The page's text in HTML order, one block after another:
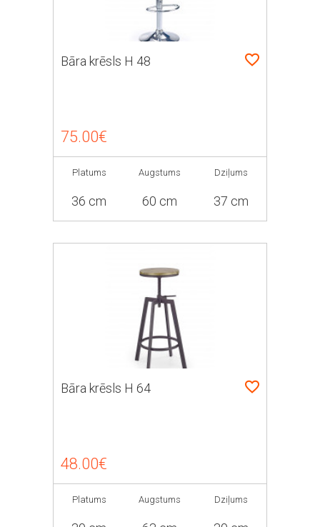
Bāra krēsls H 48
75.00€
Platums
36 cm
Augstums
60 cm
Dziļums
37 cm
Bāra krēsls H 64
48.00€
Platums Augstums Dziļums